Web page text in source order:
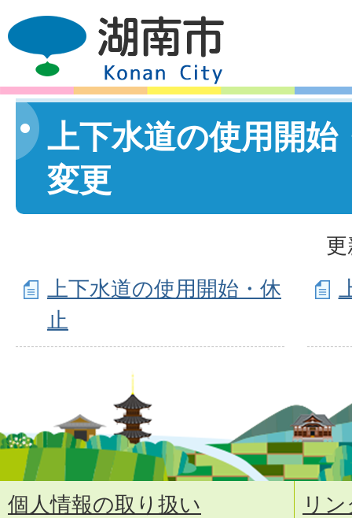
上下水道の使用開始
変更
上下水道の使用開始・休
止
個人情報の取り扱い
リ